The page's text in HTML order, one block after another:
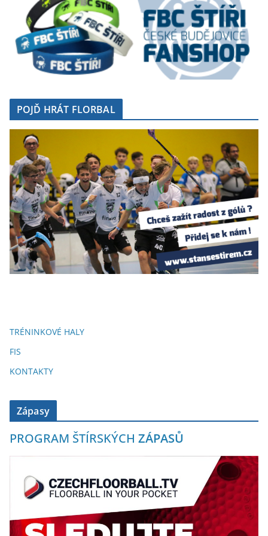
POJĎ HRÁT FLORBAL
TRÉNINKOVÉ HALY
FIS
KONTAKTY
Zápasy
PROGRAM ŠTÍRSKÝCH ZÁPASŮ